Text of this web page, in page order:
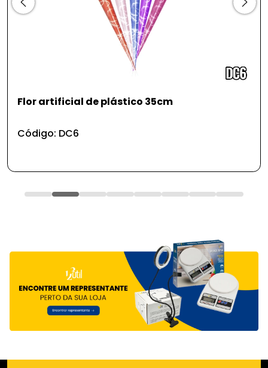
Chave fixa 24*26 mm 17,6 cm
Código: FR146